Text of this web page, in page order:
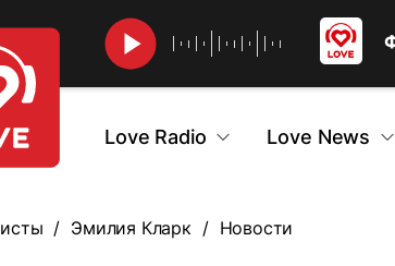
Love Radio Love News
Эмилия Кларк Новости